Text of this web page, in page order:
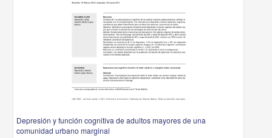
Depresión y función cognitiva de adultos mayores de una
comunidad urbano marginal